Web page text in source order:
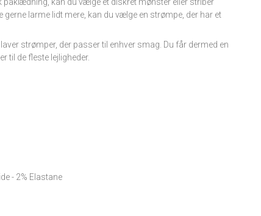
larme lidt mere, kan du vælge en strømpe, der har et
strømper, der passer til enhver smag. Du får dermed en
til de fleste lejligheder.
- 2% Elastane